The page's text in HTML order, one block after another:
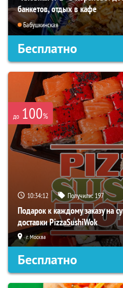
банкетов, отдых в кафе
Бабушкинская
Бесплатно
до 100%
10:34:12 Получили:197
Подарок к каждому заказу на
доставки PizzaSushiWok
г. Москва
Бесплатно